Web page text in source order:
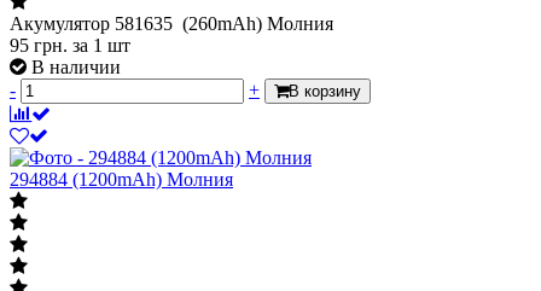
Акумулятор 581635 (260mAh) Молния
95 грн. за 1 шт
В наличии
-
+ В корзину
294884 (1200mAh) Молния